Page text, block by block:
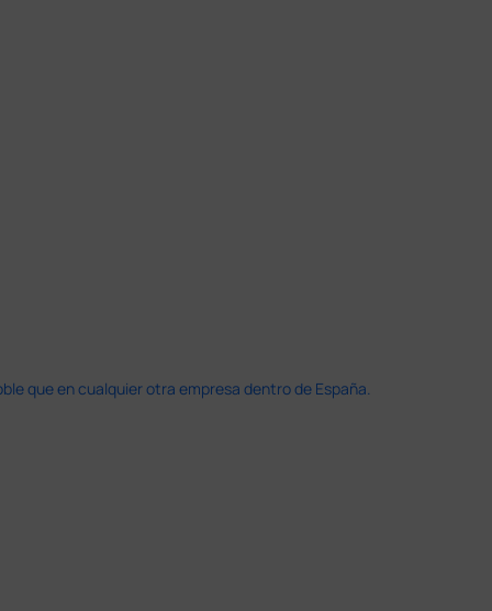
que en cualquier otra empresa dentro de España.